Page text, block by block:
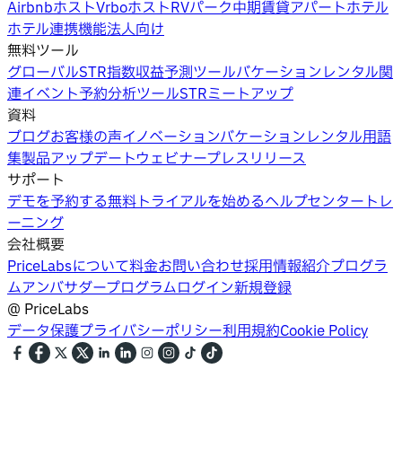
AirbnbホストVrboホストRVパーク中期賃貸アパートホテル
ホテル連携機能法人向け
無料ツール
グローバルSTR指数収益予測ツールバケーションレンタル関
連イベント予約分析ツールSTRミートアップ
資料
ブログお客様の声イノベーションバケーションレンタル用語
集製品アップデートウェビナープレスリリース
サポート
デモを予約する無料トライアルを始めるヘルプセンター トレ
ーニング
会社概要
PriceLabsについて料金お問い合わせ採用情報紹介プログラ
ムアンバサダープログラムログイン新規登録
@ PriceLabs
データ保護プライバシーポリシー利用規約Cookie Policy